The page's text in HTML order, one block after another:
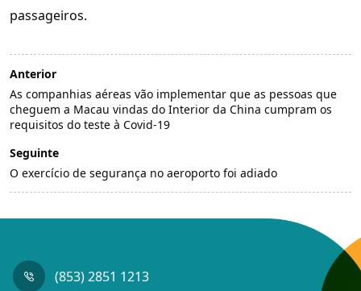
passageiros.
Anterior
As companhias aéreas vão implementar que as pessoas que
cheguem a Macau vindas do Interior da China cumpram os
requisitos do teste à Covid-19
Seguinte
O exercício de segurança no aeroporto foi adiado
(853) 2851 1213